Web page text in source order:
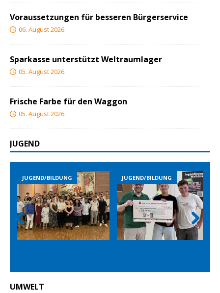
Voraussetzungen für besseren Bürgerservice
06. August 2026
Sparkasse unterstützt Weltraumlager
05. August 2026
Frische Farbe für den Waggon
05. August 2026
JUGEND
JUGEND/BILDUNG JUGEND/BILDUNG
Prev
ious
Nex
t
UMWELT